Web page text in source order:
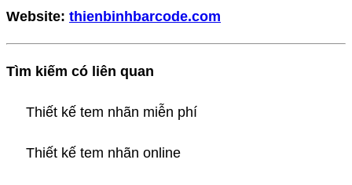
Website: thienbinhbarcode.com
Tìm kiếm có liên quan
Thiết kế tem nhãn miễn phí
Thiết kế tem nhãn online